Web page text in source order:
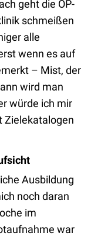
geht die OP-
schmeißen
alle
wenn es auf
– Mist, der
wird man
würde ich mir
Zielekatalogen
Ausbildung
noch daran
im
war